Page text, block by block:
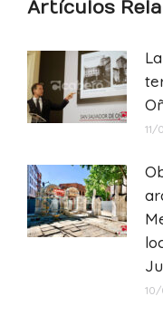
Artículos